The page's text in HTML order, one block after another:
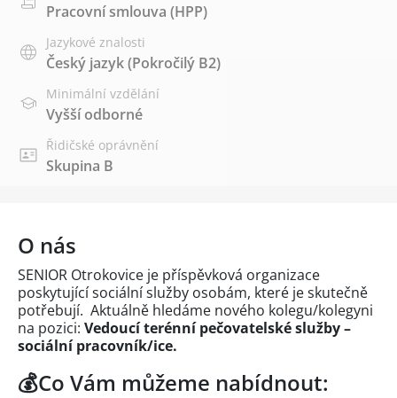
Pracovní smlouva (HPP)
Jazykové znalosti
Český jazyk(Pokročilý B2)
Minimální vzdělání
Vyšší odborné
Řidičské oprávnění
Skupina B
O nás
SENIOR Otrokovice je příspěvková organizace
poskytující sociální služby osobám, které je skutečně
potřebují. Aktuálně hledáme nového kolegu/kolegyni
na pozici: Vedoucí terénní pečovatelské služby –
sociální pracovník/ice.
💰Co Vám můžeme nabídnout: